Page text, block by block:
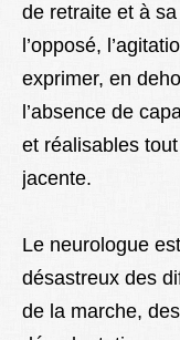
de retraite et à
l’opposé,
exprimer, en
l’absence de
et réalisables
jacente.
Le neurologue
désastreux des
de la marche,